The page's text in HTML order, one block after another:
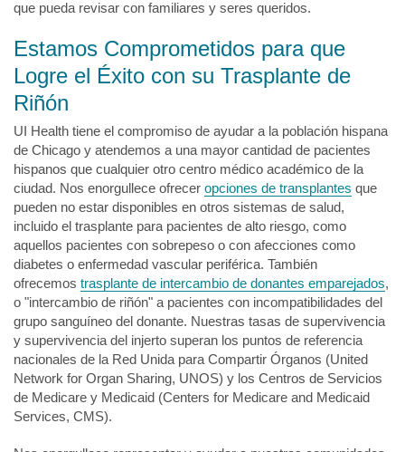
que pueda revisar con familiares y seres queridos.
Estamos Comprometidos para que
Logre el Éxito con su Trasplante de
Riñón
UI Health tiene el compromiso de ayudar a la población hispana
de Chicago y atendemos a una mayor cantidad de pacientes
hispanos que cualquier otro centro médico académico de la
ciudad. Nos enorgullece ofrecer opciones de transplantes que
pueden no estar disponibles en otros sistemas de salud,
incluido el trasplante para pacientes de alto riesgo, como
aquellos pacientes con sobrepeso o con afecciones como
diabetes o enfermedad vascular periférica. También
ofrecemos trasplante de intercambio de donantes emparejados,
o "intercambio de riñón" a pacientes con incompatibilidades del
grupo sanguíneo del donante. Nuestras tasas de supervivencia
y supervivencia del injerto superan los puntos de referencia
nacionales de la Red Unida para Compartir Órganos (United
Network for Organ Sharing, UNOS) y los Centros de Servicios
de Medicare y Medicaid (Centers for Medicare and Medicaid
Services, CMS).